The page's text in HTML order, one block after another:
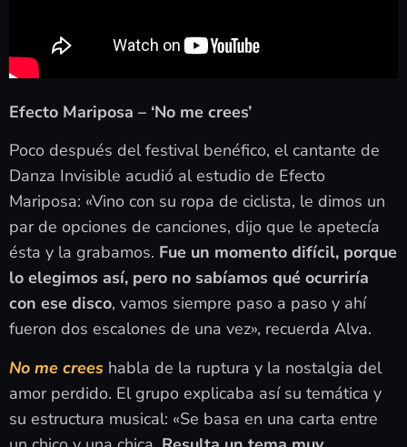
Efecto Mariposa – ‘No me crees’
Poco después del festival benéfico, el cantante de
Danza Invisible acudió al estudio de Efecto
Mariposa: «Vino con su ropa de ciclista, le dimos un
par de opciones de canciones, dijo que le apetecía
ésta y la grabamos. Fue un momento difícil, porque
lo elegimos así, pero no sabíamos qué ocurriría
con ese disco, vamos siempre paso a paso y ahí
fueron dos escalones de una vez», recuerda Alva.
No me crees habla de la ruptura y la nostalgia del
amor perdido. El grupo explicaba así su temática y
su estructura musical: «Se basa en una carta entre